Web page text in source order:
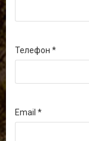
Телефон
Email